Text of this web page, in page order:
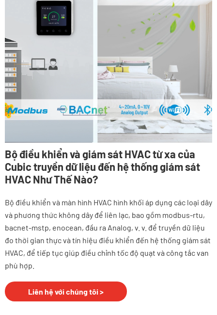
Bộ điều khiển và giám sát HVAC từ xa của
Cubic truyền dữ liệu đến hệ thống giám sát
HVAC Như Thế Nào?
Bộ điều khiển và màn hình HVAC hình khối áp dụng các loại dây
và phương thức không dây để liên lạc, bao gồm modbus-rtu,
bacnet-mstp, enocean, đầu ra Analog, v. v. để truyền dữ liệu
đo thời gian thực và tín hiệu điều khiển đến hệ thống giám sát
HVAC, để tiếp tục giúp điều chỉnh tốc độ quạt và công tắc van
phù hợp.
Liên hệ với chúng tôi >